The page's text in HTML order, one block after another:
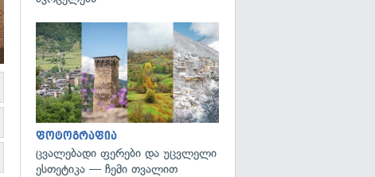
ფოტოგრაფია
ცვალებადი ფერები და უცვლელი
ესთეტიკა — ჩემი თვალით